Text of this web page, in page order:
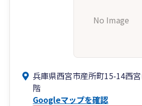
No Image
兵庫県西宮市産所町15-14西
階
Googleマップを確認